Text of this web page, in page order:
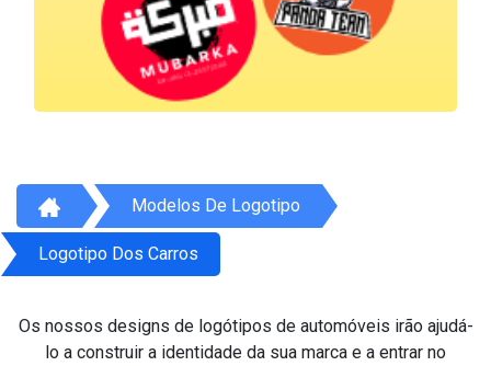
Modelos De Logotipo
Logotipo Dos Carros
Os nossos designs de logótipos de automóveis irão ajudá-
lo a construir a identidade da sua marca e a entrar no